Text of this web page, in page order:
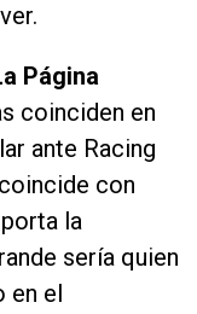
Página
coinciden en
ante Racing
con
la
sería quien
en el